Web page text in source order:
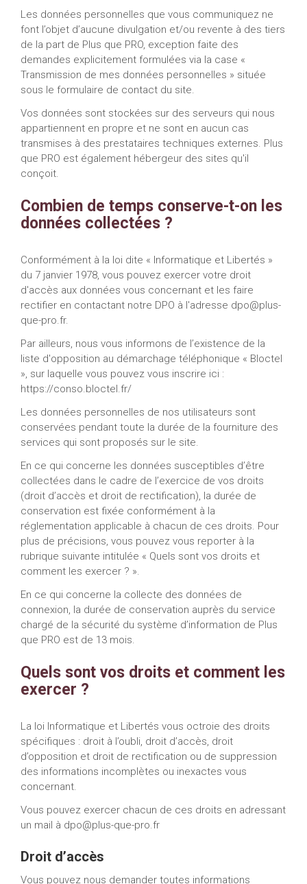
Les données personnelles que vous communiquez ne
font l’objet d’aucune divulgation et/ou revente à des tiers
de la part de Plus que PRO, exception faite des
demandes explicitement formulées via la case «
Transmission de mes données personnelles » située
sous le formulaire de contact du site.
Vos données sont stockées sur des serveurs qui nous
appartiennent en propre et ne sont en aucun cas
transmises à des prestataires techniques externes. Plus
que PRO est également hébergeur des sites qu'il
conçoit.
Combien de temps conserve-t-on les
données collectées ?
Conformément à la loi dite « Informatique et Libertés »
du 7 janvier 1978, vous pouvez exercer votre droit
d'accès aux données vous concernant et les faire
rectifier en contactant notre DPO à l'adresse dpo@plus-
que-pro.fr.
Par ailleurs, nous vous informons de l’existence de la
liste d'opposition au démarchage téléphonique « Bloctel
», sur laquelle vous pouvez vous inscrire ici :
https://conso.bloctel.fr/
Les données personnelles de nos utilisateurs sont
conservées pendant toute la durée de la fourniture des
services qui sont proposés sur le site.
En ce qui concerne les données susceptibles d’être
collectées dans le cadre de l’exercice de vos droits
(droit d’accès et droit de rectification), la durée de
conservation est fixée conformément à la
réglementation applicable à chacun de ces droits. Pour
plus de précisions, vous pouvez vous reporter à la
rubrique suivante intitulée « Quels sont vos droits et
comment les exercer ? ».
En ce qui concerne la collecte des données de
connexion, la durée de conservation auprès du service
chargé de la sécurité du système d’information de Plus
que PRO est de 13 mois.
Quels sont vos droits et comment les
exercer ?
La loi Informatique et Libertés vous octroie des droits
spécifiques : droit à l’oubli, droit d’accès, droit
d’opposition et droit de rectification ou de suppression
des informations incomplètes ou inexactes vous
concernant.
Vous pouvez exercer chacun de ces droits en adressant
un mail à dpo@plus-que-pro.fr
Droit d’accès
Vous pouvez nous demander toutes informations